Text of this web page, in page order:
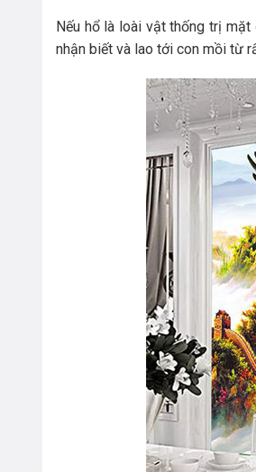
Nếu hổ là loài vật thống trị
nhận biết và lao tới con mồi từ